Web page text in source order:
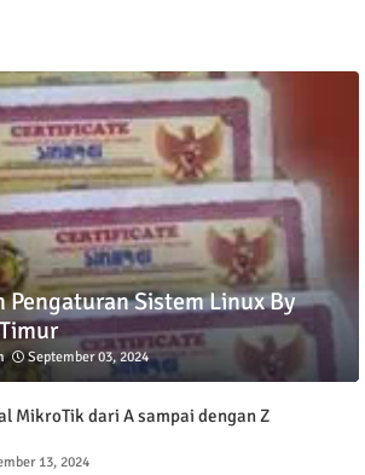
Pengaturan Sistem Linux By
September 03, 2024
MikroTik dari A sampai dengan Z
13, 2024